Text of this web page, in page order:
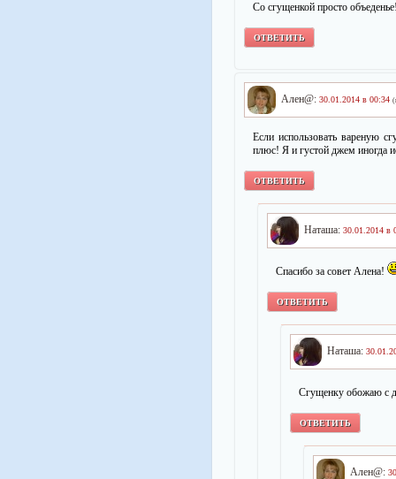
Со сгущенкой просто
ОТВЕТИТЬ
Ален@: 30.01.2014 в 00:34
Если использовать вареную
плюс! Я и густой джем иногда
ОТВЕТИТЬ
Наташа: 30.01.2014 в
Спасибо за совет Алена!
ОТВЕТИТЬ
Наташа:
Сгущенку обожаю с
ОТВЕТИТЬ
Ален@: